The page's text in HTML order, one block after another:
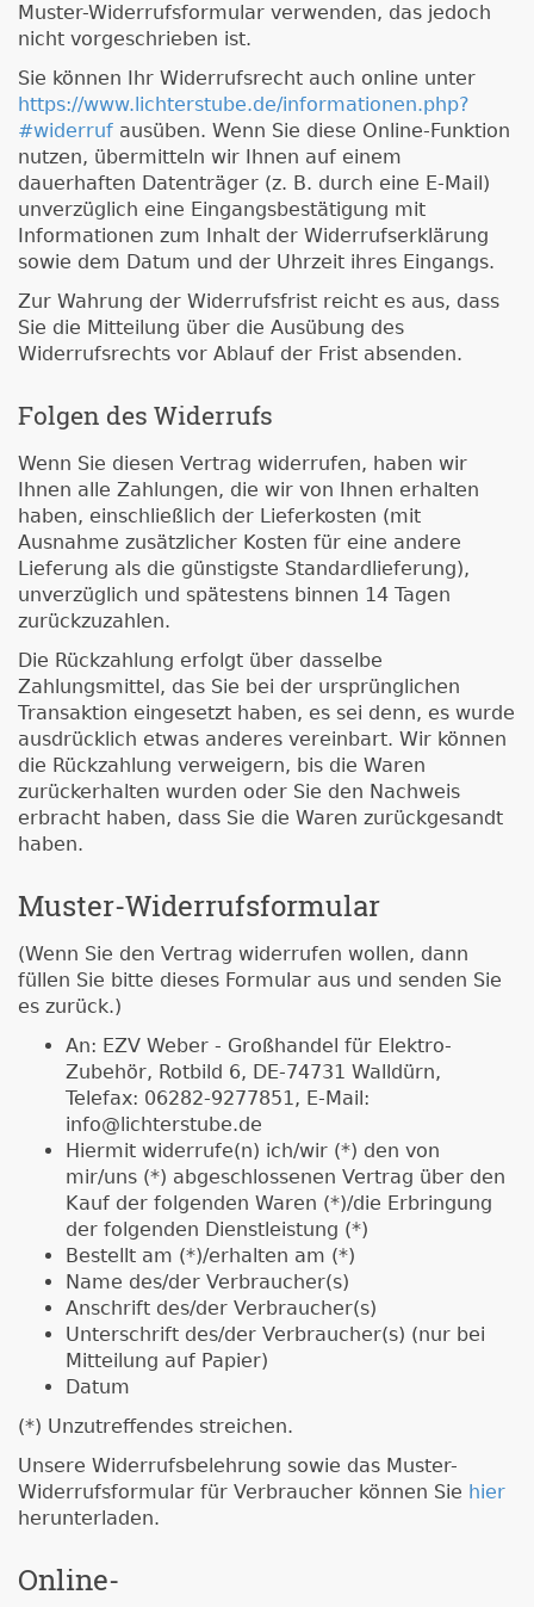
Muster-Widerrufsformular verwenden, das jedoch
nicht vorgeschrieben ist.
Sie können Ihr Widerrufsrecht auch online unter
https://www.lichterstube.de/informationen.php?
#widerruf ausüben. Wenn Sie diese Online-Funktion
nutzen, übermitteln wir Ihnen auf einem
dauerhaften Datenträger (z. B. durch eine E-Mail)
unverzüglich eine Eingangsbestätigung mit
Informationen zum Inhalt der Widerrufserklärung
sowie dem Datum und der Uhrzeit ihres Eingangs.
Zur Wahrung der Widerrufsfrist reicht es aus, dass
Sie die Mitteilung über die Ausübung des
Widerrufsrechts vor Ablauf der Frist absenden.
Folgen des Widerrufs
Wenn Sie diesen Vertrag widerrufen, haben wir
Ihnen alle Zahlungen, die wir von Ihnen erhalten
haben, einschließlich der Lieferkosten (mit
Ausnahme zusätzlicher Kosten für eine andere
Lieferung als die günstigste Standardlieferung),
unverzüglich und spätestens binnen 14 Tagen
zurückzuzahlen.
Die Rückzahlung erfolgt über dasselbe
Zahlungsmittel, das Sie bei der ursprünglichen
Transaktion eingesetzt haben, es sei denn, es wurde
ausdrücklich etwas anderes vereinbart. Wir können
die Rückzahlung verweigern, bis die Waren
zurückerhalten wurden oder Sie den Nachweis
erbracht haben, dass Sie die Waren zurückgesandt
haben.
Muster-Widerrufsformular
(Wenn Sie den Vertrag widerrufen wollen, dann
füllen Sie bitte dieses Formular aus und senden Sie
es zurück.)
An: EZV Weber - Großhandel für Elektro-
Zubehör, Rotbild 6, DE-74731 Walldürn,
Telefax: 06282-9277851, E-Mail:
info@lichterstube.de
Hiermit widerrufe(n) ich/wir (*) den von
mir/uns (*) abgeschlossenen Vertrag über den
Kauf der folgenden Waren (*)/die Erbringung
der folgenden Dienstleistung (*)
Bestellt am (*)/erhalten am (*)
Name des/der Verbraucher(s)
Anschrift des/der Verbraucher(s)
Unterschrift des/der Verbraucher(s) (nur bei
Mitteilung auf Papier)
Datum
(*) Unzutreffendes streichen.
Unsere Widerrufsbelehrung sowie das Muster-
Widerrufsformular für Verbraucher können Sie hier
herunterladen.
Online-